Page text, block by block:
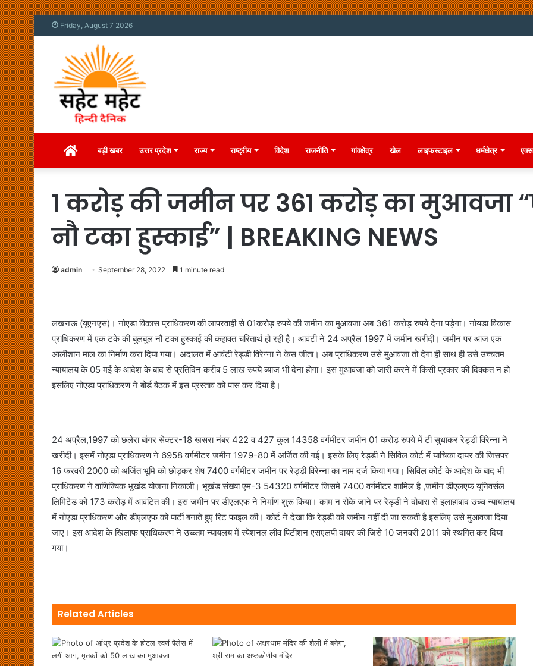
Friday, August 7 2026
Homeबड़ी खबर उत्तर प्रदेश राज्य राष्ट्रीय विदेश राजनीति गांवक्षेत्र खेल लाइफस्टाइल धर्मक्षेत्र
1 करोड़ की जमीन पर 361 करोड़ का
नौ टका हुस्काई” | BREAKING NEWS
admin September 28, 2022 1 minute read
लखनऊ (यूएनएस)। नोएडा विकास प्राधिकरण की लापरवाही से 01करोड़ रुपये की जमीन का मुआवजा अब 361 करोड़ रुपये देना पड़ेगा। नोयडा विकास
प्राधिकरण में एक टके की बुलबुल नौ टका हुस्काई की कहावत चरितार्थ हो रही है। आवंटी ने 24 अप्रैल 1997 में जमीन खरीदी। जमीन पर आज एक
आलीशान माल का निर्माण करा दिया गया। अदालत में आवंटी रेड्डी विरेन्ना ने केस जीता। अब प्राधिकरण उसे मुआवजा तो देगा ही साथ ही उसे उच्चतम
न्यायालय के 05 मई के आदेश के बाद से प्रतिदिन करीब 5 लाख रुपये ब्याज भी देना होगा। इस मुआवजा को जारी करने में किसी प्रकार की दिक्कत न हो
इसलिए नोएडा प्राधिकरण ने बोर्ड बैठक में इस प्रस्ताव को पास कर दिया है।
24 अप्रैल,1997 को छलेरा बांगर सेक्टर-18 खसरा नंबर 422 व 427 कुल 14358 वर्गमीटर जमीन 01 करोड़ रुपये में टी सुधाकर रेड्डी विरेन्ना ने
खरीदी। इसमें नोएडा प्राधिकरण ने 6958 वर्गमीटर जमीन 1979-80 में अर्जित की गई। इसके लिए रेड्डी ने सिविल कोर्ट में याचिका दायर की जिसपर
16 फरवरी 2000 को अर्जित भूमि को छोड़कर शेष 7400 वर्गमीटर जमीन पर रेड्डी विरेन्ना का नाम दर्ज किया गया। सिविल कोर्ट के आदेश के बाद भी
प्राधिकरण ने वाणिज्यिक भूखंड योजना निकाली। भूखंड संख्या एम-3 54320 वर्गमीटर जिसमे 7400 वर्गमीटर शामिल है ,जमीन डीएलएफ यूनिवर्सल
लिमिटेड को 173 करोड़ में आवंटित की। इस जमीन पर डीएलएफ ने निर्माण शुरू किया। काम न रोके जाने पर रेड्डी ने दोबारा से इलाहाबाद उच्च न्यायालय
में नोएडा प्राधिकरण और डीएलएफ को पार्टी बनाते हुए रिट फाइल की। कोर्ट ने देखा कि रेड्डी को जमीन नहीं दी जा सकती है इसलिए उसे मुआवजा दिया
जाए। इस आदेश के खिलाफ प्राधिकरण ने उच्च्तम न्यायलय में स्पेशनल लीव पिटीशन एसएलपी दायर की जिसे 10 जनवरी 2011 को स्थगित कर दिया
गया।
Related Articles